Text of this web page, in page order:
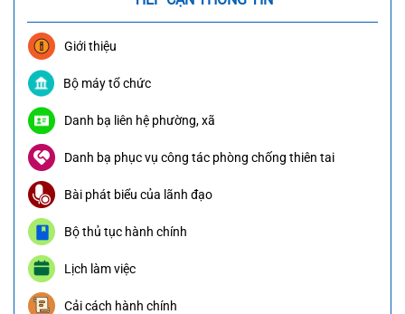
Giới thiệu
Bộ máy tổ chức
Danh bạ liên hệ phường, xã
Danh bạ phục vụ công tác phòng chống thiên tai
Bài phát biểu của lãnh đạo
Bộ thủ tục hành chính
Lịch làm việc
Cải cách hành chính